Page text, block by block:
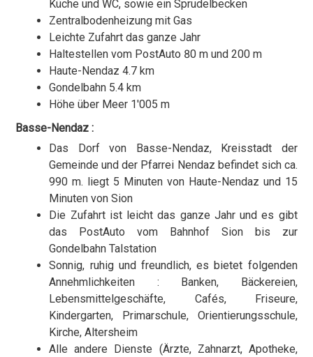
Küche und WC, sowie ein Sprudelbecken
Zentralbodenheizung mit Gas
Leichte Zufahrt das ganze Jahr
Haltestellen vom PostAuto 80 m und 200 m
Haute-Nendaz 4.7 km
Gondelbahn 5.4 km
Höhe über Meer 1'005 m
Basse-Nendaz :
Das Dorf von Basse-Nendaz, Kreisstadt der
Gemeinde und der Pfarrei Nendaz befindet sich ca.
990 m. liegt 5 Minuten von Haute-Nendaz und 15
Minuten von Sion
Die Zufahrt ist leicht das ganze Jahr und es gibt
das PostAuto vom Bahnhof Sion bis zur
Gondelbahn Talstation
Sonnig, ruhig und freundlich, es bietet folgenden
Annehmlichkeiten : Banken, Bäckereien,
Lebensmittelgeschäfte, Cafés, Friseure,
Kindergarten, Primarschule, Orientierungsschule,
Kirche, Altersheim
Alle andere Dienste (Ärzte, Zahnarzt, Apotheke,